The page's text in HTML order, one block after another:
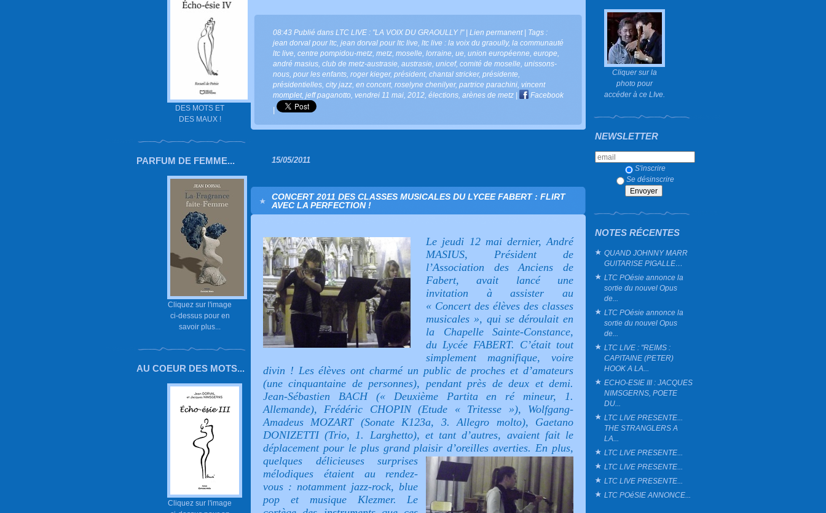
DES MOTS ET
DES MAUX !
PARFUM DE FEMME...
Cliquez sur l'image
ci-dessus pour en
savoir plus...
AU COEUR DES MOTS...
Cliquez sur l'image
Cliquer sur la
photo pour
accéder à ce LIve.
NEWSLETTER
S'inscrire
Se désinscrire
NOTES RÉCENTES
QUAND JOHNNY MARR
GUITARISE PIGALLE…
LTC POésie annonce la
sortie du nouvel Opus
de...
LTC POésie annonce la
sortie du nouvel Opus
de...
LTC LIVE : "REIMS :
CAPITAINE (PETER)
HOOK A LA...
ECHO-ESIE III : JACQUES
NIMSGERNS, POETE
DU...
LTC LIVE PRESENTE...
THE STRANGLERS A
LA...
LTC LIVE PRESENTE...
LTC LIVE PRESENTE...
LTC LIVE PRESENTE...
LTC POéSIE ANNONCE...
08:43 Publié dans LTC LIVE : "LA VOIX DU GRAOULLY !"| Lien permanent| Tags :
jean dorval pour ltc jean dorval pour ltc live ltc live : la voix du graoully, la communauté
ltc live centre pompidou-metz metz moselle lorraine ue union européenne europe
andré masius club de metz-austrasie austrasie unicef, comité de moselle unissons-
nous pour les enfants roger kieger, président, chantal stricker, présidente
présidentielles city jazz en concert, roselyne chenilyer, partrice parachini vincent
momplet, jeff paganotto vendrei 11 mai 2012 élections arènes de metz |
Facebook
|
15/05/2011
CONCERT 2011 DES CLASSES MUSICALES DU LYCEE FABERT : FLIRT
AVEC LA PERFECTION !
Le jeudi 12 mai dernier, André
MASIUS, Président de
l’Association des Anciens de
Fabert, avait lancé une
invitation à assister au
« Concert des élèves des classes
musicales », qui se déroulait en
la Chapelle Sainte-Constance,
du Lycée FABERT. C’était tout
simplement magnifique, voire
divin ! Les élèves ont charmé un public de proches et d’amateurs
(une cinquantaine de personnes), pendant près de deux et demi.
Jean-Sébastien BACH (« Deuxième Partita en ré mineur, 1.
Allemande), Frédéric CHOPIN (Etude « Tritesse »), Wolfgang-
Amadeus MOZART (Sonate K123a, 3. Allegro molto), Gaetano
DONIZETTI (Trio, 1. Larghetto), et tant d’autres, avaient fait le
déplacement pour le plus grand plaisir d’oreilles averties. En plus,
quelques délicieuses surprises
mélodiques étaient au rendez-
vous : notamment jazz-rock, blue
pop et musique Klezmer. Le